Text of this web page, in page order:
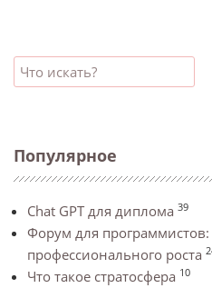
Популярное
Chat GPT для диплома 39
Форум для
профессионального роста
Что такое стратосфера 10